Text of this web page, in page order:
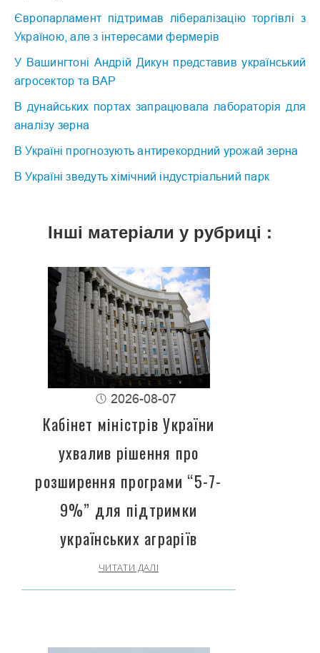
Європарламент підтримав лібералізацію торгівлі з
Україною, але з інтересами фермерів
У Вашингтоні Андрій Дикун представив український
агросектор та ВАР
В дунайських портах запрацювала лабораторія для
аналізу зерна
В Україні прогнозують антирекордний урожай зерна
В Україні зведуть хімічний індустріальний парк
Інші матеріали у рубриці :
2026-08-07
Кабінет міністрів України
ухвалив рішення про
розширення програми “5-7-
9%” для підтримки
українських аграріїв
ЧИТАТИ ДАЛІ